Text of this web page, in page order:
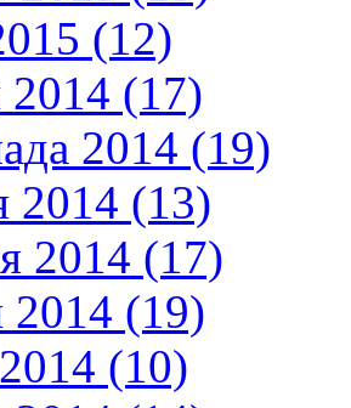
(12)
2014 (17)
2014 (19)
2014 (13)
2014 (17)
2014 (19)
(10)